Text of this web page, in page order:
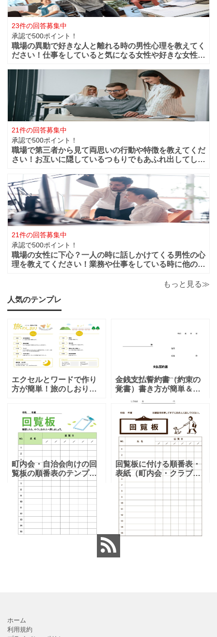
23件の回答募集中
承認で500ポイント！
職場の異動で好きな人と離れる時の男性心理を教えてく
ださい！仕事をしていると気になる女性や好きな女性な
仲良く過ごせたけど異動になってしまうと離れてしまい
ます。 男性的には好きな女性がいた場合は
21件の回答募集中
承認で500ポイント！
職場で第三者から見て両思いの行動や特徴を教えてくだ
さい！お互いに隠しているつもりでもあふれ出してしま
僚・上司から見ても、それって両想いじゃない？って行
動などってありますよね？ 第三者から見て
21件の回答募集中
承認で500ポイント！
職場の女性に下心？一人の時に話しかけてくる男性の心
理を教えてください！業務や仕事をしている時に他の人
かけてくるのは下心があるからでしょうか？恋愛的に好
もっと見る≫
人気のテンプレ
エクセルとワードで作り
方が簡単！旅のしおり
おすすめのテンプレート
となります。温泉旅行や
家族旅行など様々な用途
で、楽しく利用出来る旅
のしおりの素材となりま
す。ダウンロード後に簡
単に編集出来るエクセ
金銭支払誓約書（約束の
覚書）書き方が簡単＆項
す。シンプルな項目にな
りますので、利用用途に
より項目や内容を編集し
利用する事が可能です。
シンプルで簡易的な素材
となりますので、金銭支
払誓約書を作成時に用途
町内会・自治会向けの回
覧板の順番表のテンプレ
ートとなり（回すのが簡
単）かわいい素材をダウ
ンロードが出来ます。 町
内会・自治会向けの回覧
板の順番表（回すのが簡
単）かわいいテンプレー
回覧板に付ける順番表・
表紙（町内会・クラブの
お知らせ）に簡単に使え
る「Excel・Word・
PDF」フォーマット・テ
ンプレートとなります。
回覧板に付ける順番表・
表紙（町内会・クラブの
お知らせ）に簡単に使え
る「Excel・Word・
PDF」
もっと見る≫
ホーム
利用規約